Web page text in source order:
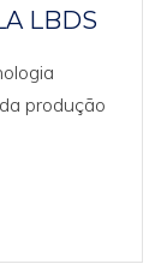
LBDS
produção